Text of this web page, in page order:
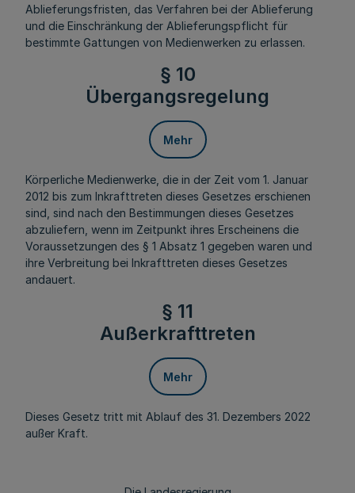
Ablieferungsfristen, das Verfahren bei der Ablieferung
und die Einschränkung der Ablieferungspflicht für
bestimmte Gattungen von Medienwerken zu erlassen.
§ 10
Übergangsregelung
Mehr
Körperliche Medienwerke, die in der Zeit vom 1. Januar
2012 bis zum Inkrafttreten dieses Gesetzes erschienen
sind, sind nach den Bestimmungen dieses Gesetzes
abzuliefern, wenn im Zeitpunkt ihres Erscheinens die
Voraussetzungen des § 1 Absatz 1 gegeben waren und
ihre Verbreitung bei Inkrafttreten dieses Gesetzes
andauert.
§ 11
Außerkrafttreten
Mehr
Dieses Gesetz tritt mit Ablauf des 31. Dezembers 2022
außer Kraft.